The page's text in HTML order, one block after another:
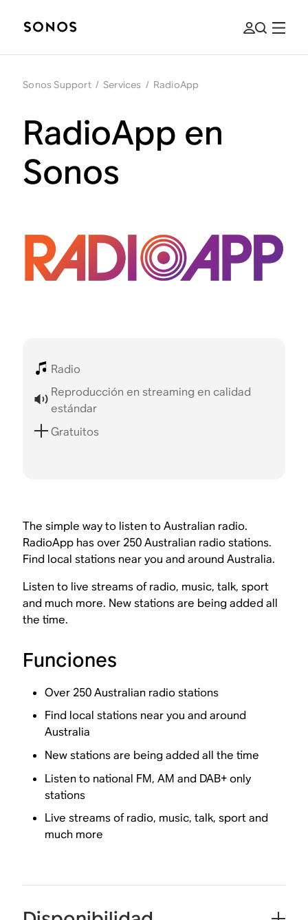
Sonos Support / Services / RadioApp
RadioApp en
Sonos
Radio
Reproducción en streaming en calidad
estándar
Gratuitos
The simple way to listen to Australian radio.
RadioApp has over 250 Australian radio stations.
Find local stations near you and around Australia.
Listen to live streams of radio, music, talk, sport
and much more. New stations are being added all
the time.
Funciones
Over 250 Australian radio stations
Find local stations near you and around
Australia
New stations are being added all the time
Listen to national FM, AM and DAB+ only
stations
Live streams of radio, music, talk, sport and
much more